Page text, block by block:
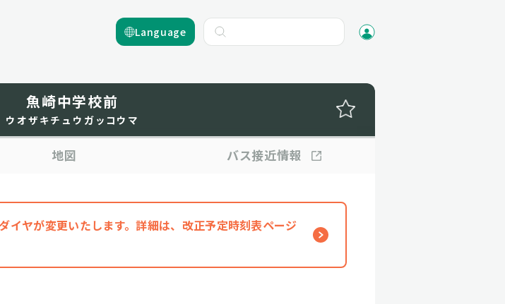
Language
魚崎中学校前
ウオザキチュウガッコウマ
地図 バス接近情報
イヤが変更いたします。詳細は、改正予定時刻表ページ